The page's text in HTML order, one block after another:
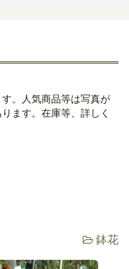
。人気商品等は写真が
ます。在庫等、詳しく
鉢花